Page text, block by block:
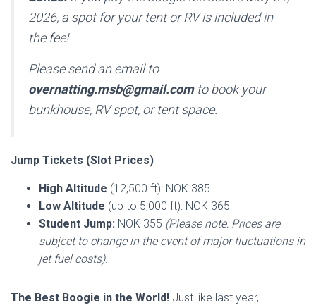
2026, a spot for your tent or RV is included in
the fee!
Please send an email to
overnatting.msb@gmail.comto book your
bunkhouse, RV spot, or tent space.
Jump Tickets (Slot Prices)
High Altitude (12,500 ft): NOK 385
Low Altitude (up to 5,000 ft): NOK 365
Student Jump: NOK 355 (Please note: Prices are
subject to change in the event of major fluctuations in
jet fuel costs).
The Best Boogie in the World! Just like last year,